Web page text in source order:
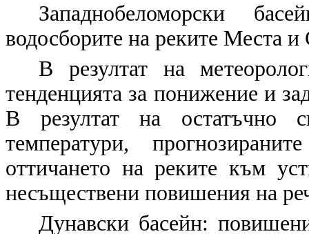
Западнобеломорски
водосборите на реките Места
В резултат на
тенденцията за понижение и
В резултат на остатъчно
температури,
оттичането на реките към
несъществени повишения на
Дунавски басейн: